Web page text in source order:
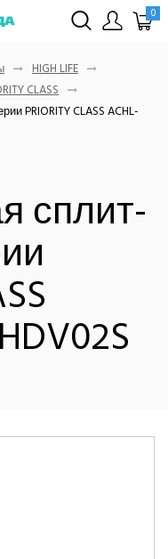
0
HIGH LIFE
CLASS
PRIORITY CLASS ACHL-
сплит-